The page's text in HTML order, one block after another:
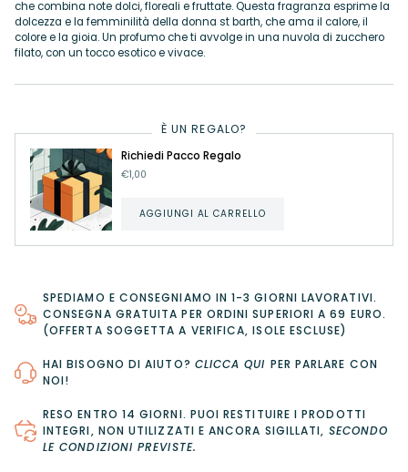
che combina note dolci, floreali e fruttate. Questa fragranza esprime la
dolcezza e la femminilità della donna st barth, che ama il calore, il
colore e la gioia. Un profumo che ti avvolge in una nuvola di zucchero
filato, con un tocco esotico e vivace.
È UN REGALO?
Richiedi Pacco Regalo
€1,00
AGGIUNGI AL CARRELLO
SPEDIAMO E CONSEGNIAMO IN 1-3 GIORNI LAVORATIVI.
CONSEGNA GRATUITA PER ORDINI SUPERIORI A 69 EURO.
(OFFERTA SOGGETTA A VERIFICA, ISOLE ESCLUSE)
HAI BISOGNO DI AIUTO? CLICCA QUI PER PARLARE CON
NOI!
RESO ENTRO 14 GIORNI. PUOI RESTITUIRE I PRODOTTI
INTEGRI, NON UTILIZZATI E ANCORA SIGILLATI, SECONDO
LE CONDIZIONI PREVISTE.